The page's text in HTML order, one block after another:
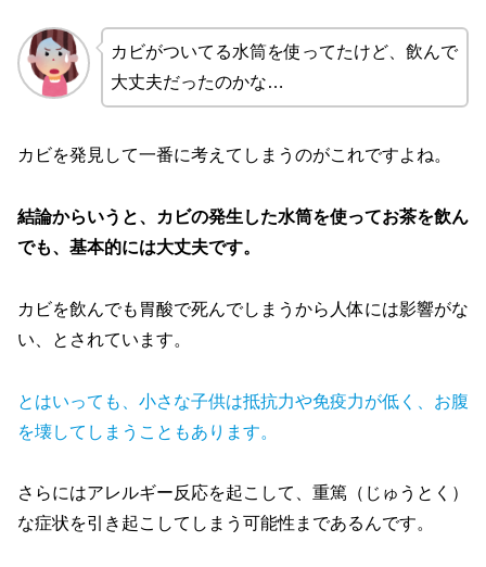
カビがついてる水筒を使ってたけど、飲んで
大丈夫だったのかな…
カビを発見して一番に考えてしまうのがこれですよね。
結論からいうと、カビの発生した水筒を使ってお茶を飲ん
でも、基本的には大丈夫です。
カビを飲んでも胃酸で死んでしまうから人体には影響がな
い、とされています。
とはいっても、小さな子供は抵抗力や免疫力が低く、お腹
を壊してしまうこともあります。
さらにはアレルギー反応を起こして、重篤（じゅうとく）
な症状を引き起こしてしまう可能性まであるんです。